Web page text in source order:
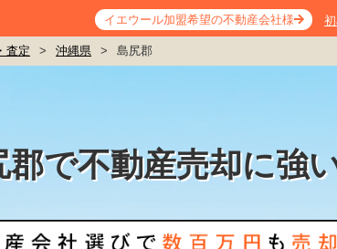
イエウール加盟希望の不動産会社様
査定 > 沖縄県 > 島尻郡
郡で不動産売却に強